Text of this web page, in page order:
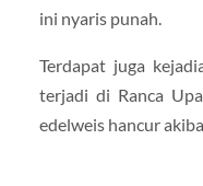
ini nyaris punah.
Terdapat juga
terjadi di Ranca
edelweis hancur